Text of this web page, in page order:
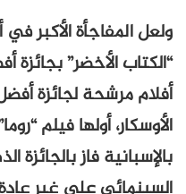
“الكتاب الأخضر”
أفلام مرشحة لجائزة
الأوسكار، أولها فيلم
بالإسبانية فاز